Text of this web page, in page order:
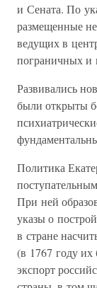
и Сената. По
размещенные
ведущих в
пограничных и
Развивались
были открыты
Политика
При ней
указы о
в стране
(в 1767 году их
экспорт